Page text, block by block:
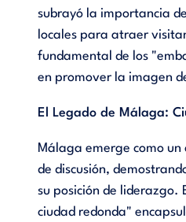
subrayó la importancia
locales para atraer
fundamental de los
en promover la imagen
El Legado de Málaga:
Málaga emerge como un
de discusión,
su posición de liderazgo.
ciudad redonda"